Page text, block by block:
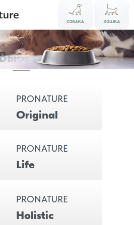
Original
PRONATURE
Life
PRONATURE
Holistic
PRONATURE